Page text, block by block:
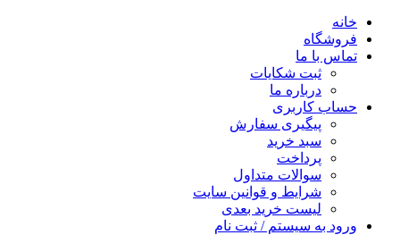
خانه
فروشگاه
تماس با ما
ثبت شکایات
درباره ما
حساب کاربری
پیگیری سفارش
سبد خرید
پرداخت
سوالات متداول
شرایط و قوانین سایت
لیست خرید بعدی
ورود به سیستم / ثبت نام